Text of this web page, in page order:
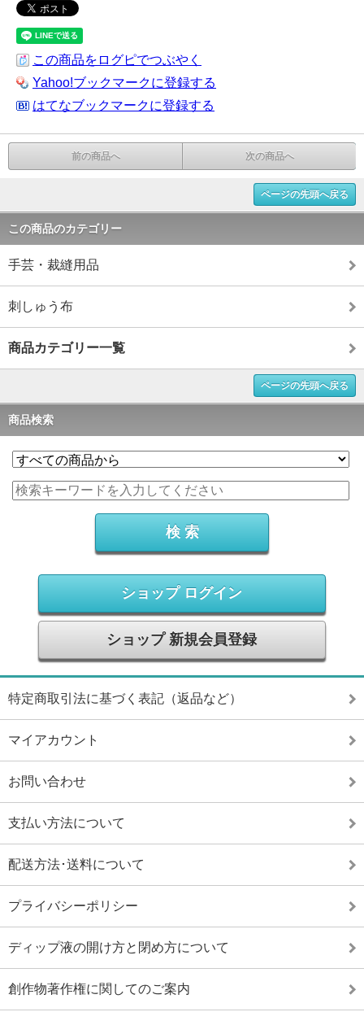
この商品をログピでつぶやく
Yahoo!ブックマークに登録する
はてなブックマークに登録する
前の商品へ 次の商品へ
ページの先頭へ戻る
この商品のカテゴリー
手芸・裁縫用品
刺しゅう布
商品カテゴリー一覧
ページの先頭へ戻る
商品検索
ショップ ログイン
ショップ 新規会員登録
特定商取引法に基づく表記（返品など）
マイアカウント
お問い合わせ
支払い方法について
配送方法･送料について
プライバシーポリシー
ディップ液の開け方と閉め方について
創作物著作権に関してのご案内